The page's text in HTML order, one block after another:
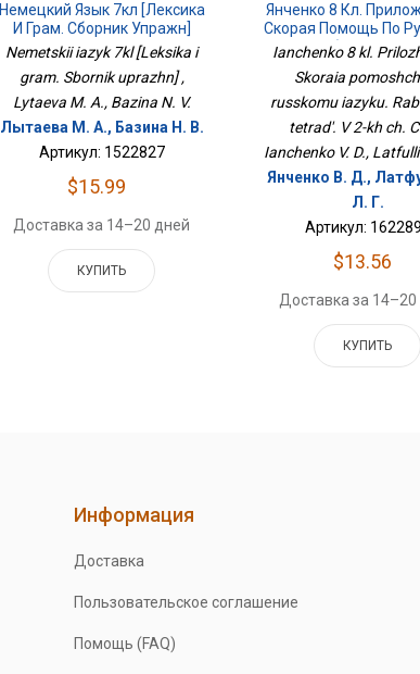
Немецкий Язык 7кл [Лексика
И Грам. Сборник Упражн]
Nemetskii iazyk 7kl [Leksika i
gram. Sbornik uprazhn] ,
Lytaeva M. A., Bazina N. V.
Лытаева М. А., Базина Н. В.
Артикул: 1522827
$15.99
Доставка за 14–20 дней
КУПИТЬ
Янченко 8 Кл.
Скорая Помощь По
Языку. Рабочая
Ianchenko 8 kl.
Skoraia
russkomu iazyku.
tetrad'. V 2-kh ch.
Ianchenko V. D.,
Янченко В. Д.,
Л. Г.
Артикул:
$13.56
Доставка за 14–20
КУПИТЬ
Информация
Доставка
Пользовательское соглашение
Помощь (FAQ)